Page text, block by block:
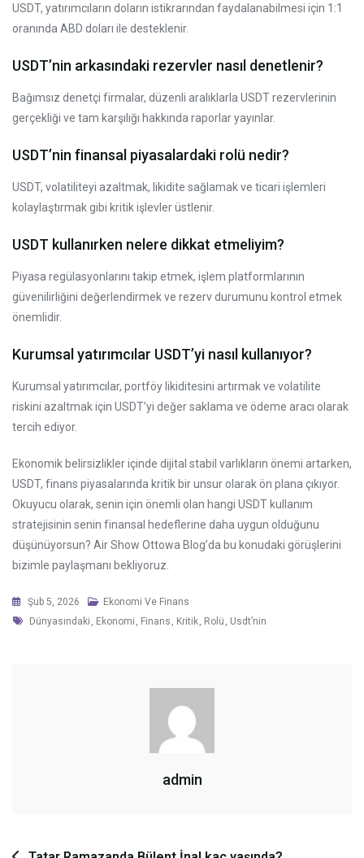
USDT, yatırımcıların doların istikrarından faydalanabilmesi için 1:1
oranında ABD doları ile desteklenir.
USDT’nin arkasındaki rezervler nasıl denetlenir?
Bağımsız denetçi firmalar, düzenli aralıklarla USDT rezervlerinin
gerçekliği ve tam karşılığı hakkında raporlar yayınlar.
USDT’nin finansal piyasalardaki rolü nedir?
USDT, volatiliteyi azaltmak, likidite sağlamak ve ticari işlemleri
kolaylaştırmak gibi kritik işlevler üstlenir.
USDT kullanırken nelere dikkat etmeliyim?
Piyasa regülasyonlarını takip etmek, işlem platformlarının
güvenilirliğini değerlendirmek ve rezerv durumunu kontrol etmek
önemlidir.
Kurumsal yatırımcılar USDT’yi nasıl kullanıyor?
Kurumsal yatırımcılar, portföy likiditesini artırmak ve volatilite
riskini azaltmak için USDT’yi değer saklama ve ödeme aracı olarak
tercih ediyor.
Ekonomik belirsizlikler içinde dijital stabil varlıkların önemi artarken,
USDT, finans piyasalarında kritik bir unsur olarak ön plana çıkıyor.
Okuyucu olarak, senin için önemli olan hangi USDT kullanım
stratejisinin senin finansal hedeflerine daha uygun olduğunu
düşünüyorsun? Air Show Ottowa Blog’da bu konudaki görüşlerini
bizimle paylaşmanı bekliyoruz.
Şub 5, 2026
Ekonomi Ve Finans
Tags
Dünyasındaki Ekonomi Finans Kritik Rolü Usdt’nin
admin